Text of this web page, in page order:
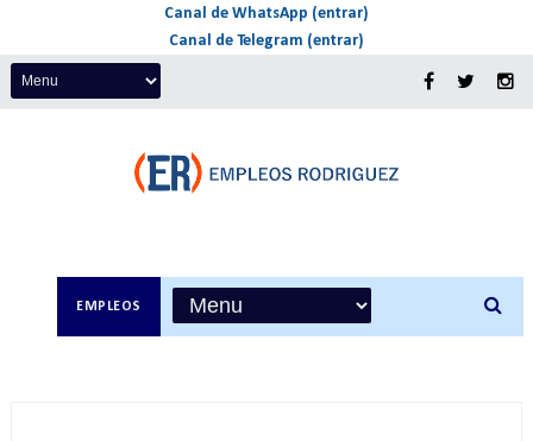
Canal de WhatsApp (entrar)
Canal de Telegram (entrar)
EMPLEOS